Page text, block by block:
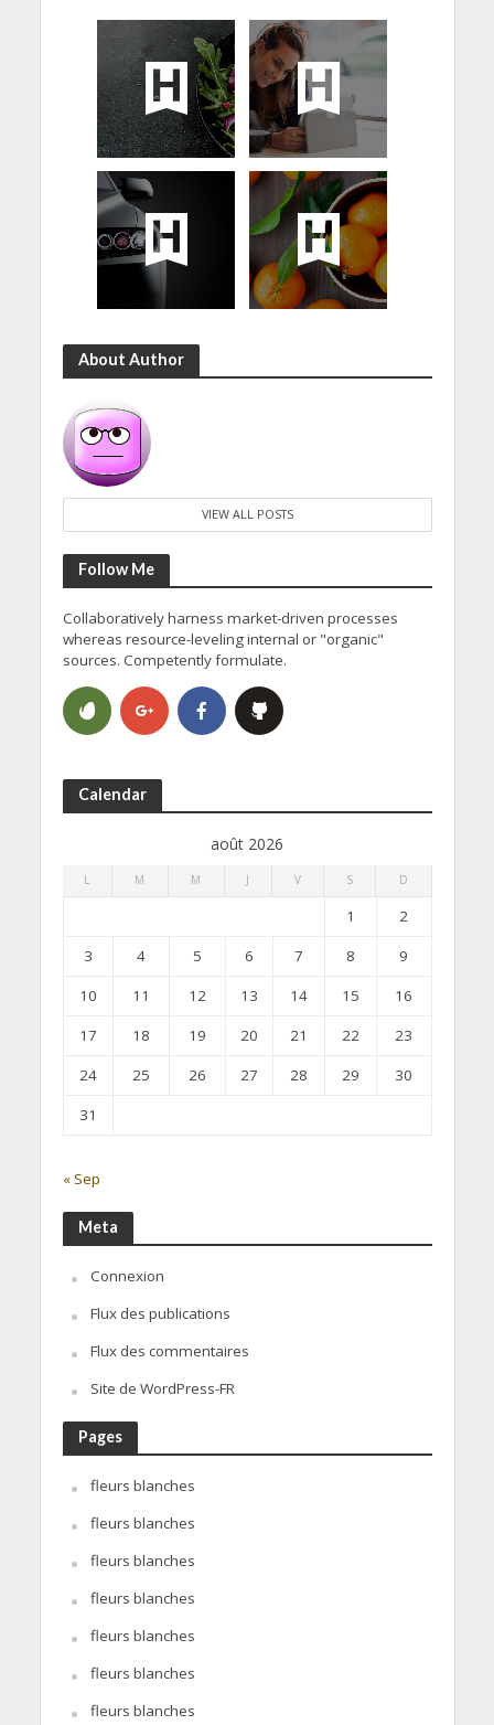
About Author
VIEW ALL POSTS
Follow Me
Collaboratively harness market-driven processes
whereas resource-leveling internal or "organic"
sources. Competently formulate.
Calendar
août 2026
L M M J V S D
1
2
3
4 5 6 7 8
9
10
11 12 13 14 15
16
17
18 19 20 21 22
23
24
25 26 27 28 29
30
31
« Sep
Meta
Connexion
Flux des publications
Flux des commentaires
Site de WordPress-FR
Pages
fleurs blanches
fleurs blanches
fleurs blanches
fleurs blanches
fleurs blanches
fleurs blanches
fleurs blanches